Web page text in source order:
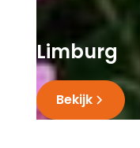
Limburg
Bekijk